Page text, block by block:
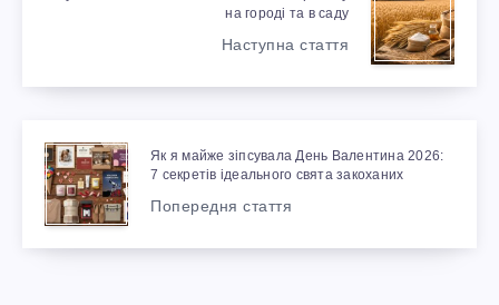
на городі та в саду
Наступна стаття
Як я майже зіпсувала День Валентина 2026:
7 секретів ідеального свята закоханих
Попередня стаття